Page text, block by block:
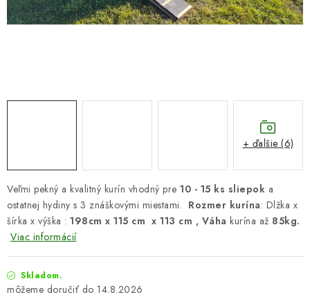
Vrátenie, výmena tovaru
Pravidlá súťaží na Facebooku
Veľmi pekný a kvalitný kurín vhodný pre 10 - 15 ks sliepok a
ostatnej hydiny s 3 znáškovými miestami. Rozmer kurína: Dlžka x
šírka x výška : 198cm x 115 cm x 113 cm , Váha kurína až 85kg.
Viac informácií
Skladom.
14.8.2026
+ ďalšie (6)